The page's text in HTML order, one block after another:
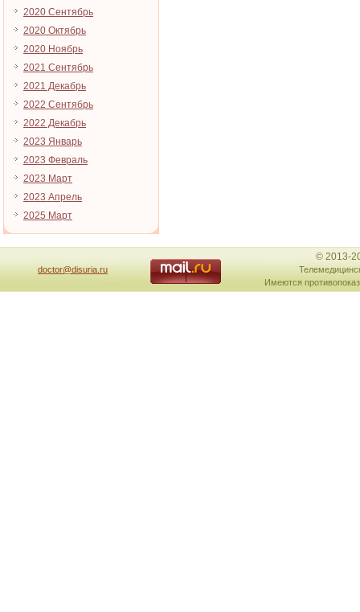
2020 Сентябрь
2020 Октябрь
2020 Ноябрь
2021 Сентябрь
2021 Декабрь
2022 Сентябрь
2022 Декабрь
2023 Январь
2023 Февраль
2023 Март
2023 Апрель
2025 Март
doctor@disuria.ru
© 2013-
Имеются